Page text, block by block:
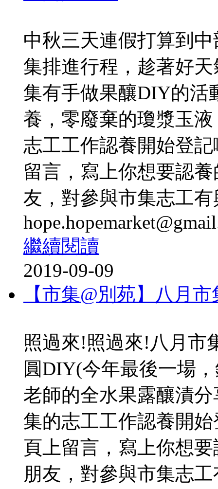
中秋三天連假打算到
集排進行程，趁著好
集有手做果釀DIY的活
養，零廢棄的瓊漿玉
志工工作認養開始登
留言，寫上你想要認
友，對參與市集志工
繼續閱讀
2019-09-09
【市集@別苑】八月
照過來!照過來!八月市
圓DIY(今年最後一場
老師的全水果露釀漬
集的志工工作認養開
頁上留言，寫上你想
朋友，對參與市集志